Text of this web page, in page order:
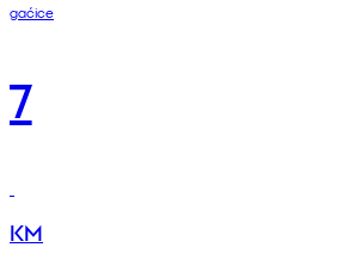
gaćice
7
KM